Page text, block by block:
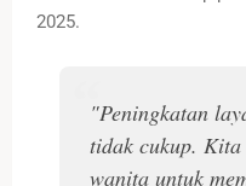
2025.
"Peningkatan
tidak cukup. Kita
wanita untuk